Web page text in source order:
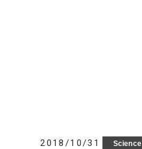
2018/10/31 Science